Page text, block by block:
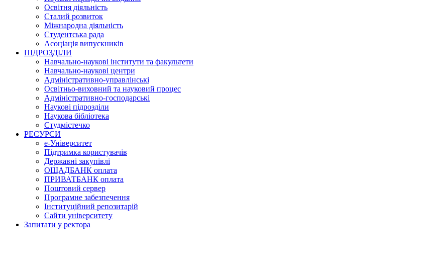
Освітня діяльність
Сталий розвиток
Міжнародна діяльність
Студентська рада
Асоціація випускників
ПІДРОЗДІЛИ
Навчально-наукові інститути та факультети
Навчально-наукові центри
Адміністративно-управлінські
Освітньо-виховний та науковий процес
Адміністративно-господарські
Наукові підрозділи
Наукова бібліотека
Студмістечко
РЕСУРСИ
е-Університет
Підтримка користувачів
Державні закупівлі
ОЩАДБАНК оплата
ПРИВАТБАНК оплата
Поштовий сервер
Програмне забезпечення
Інституційний репозитарій
Сайти університету
Запитати у ректора